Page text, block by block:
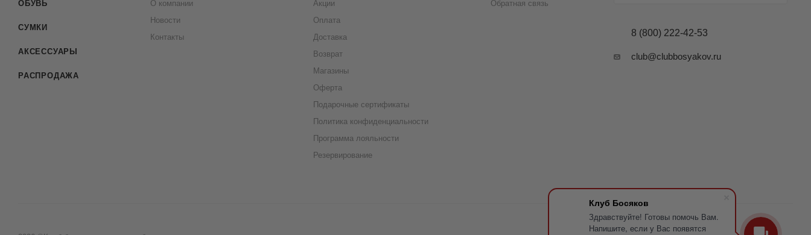
Клуб Босяков
Здравствуйте! Готовы помочь Вам.
Напишите, если у Вас появятся
ОБУВЬ
СУМКИ
АКСЕССУАРЫ
РАСПРОДАЖА
О компании
Новости
Контакты
Акции
Оплата
Доставка
Возврат
Магазины
Оферта
Подарочные сертификаты
Политика конфиденциальности
Программа лояльности
Резервирование
Обратная связь
8 (800) 222-42-53
club@clubbosyakov.ru